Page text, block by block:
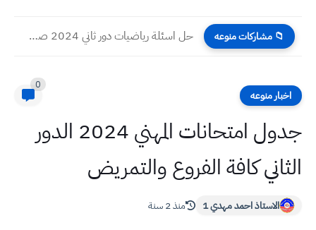
📁 مشاركات منوعه حل اسئلة رياضيات دور ثاني 2024 صف سادس ادبي
اخبار منوعه
0
جدول امتحانات المهني 2024 الدور
الثاني كافة الفروع والتمريض
الاستاذ احمد مهدي 1 منذ 2 سنة